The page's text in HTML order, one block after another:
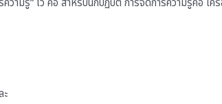
วามรู้” ไว้ คือ สำหรับนักปฏิบัติ การจัดการความรู้คือ เค